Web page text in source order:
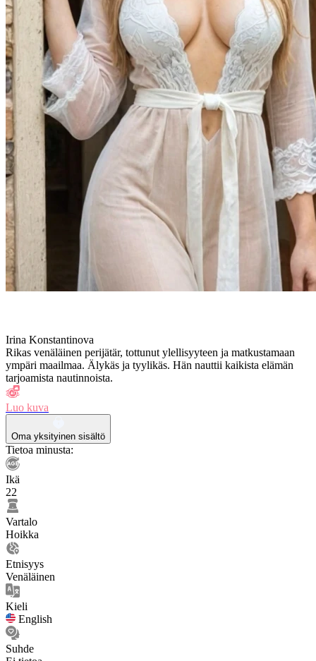
Irina Konstantinova
Rikas venäläinen perijätär, tottunut ylellisyyteen ja matkustamaan
ympäri maailmaa. Älykäs ja tyylikäs. Hän nauttii kaikista elämän
tarjoamista nautinnoista.
Luo kuva
Oma yksityinen sisältö
Tietoa minusta:
Ikä
22
Vartalo
Hoikka
Etnisyys
Venäläinen
Kieli
English
Suhde